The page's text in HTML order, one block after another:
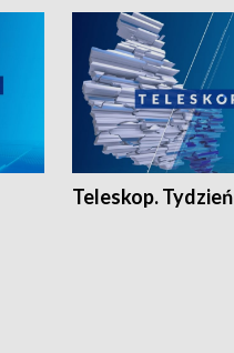
Teleskop. Tydzień